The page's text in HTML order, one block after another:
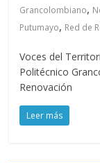
Grancolombiano,
Putumayo, Red de
Voces del
Politécnico
Renovación
Leer más